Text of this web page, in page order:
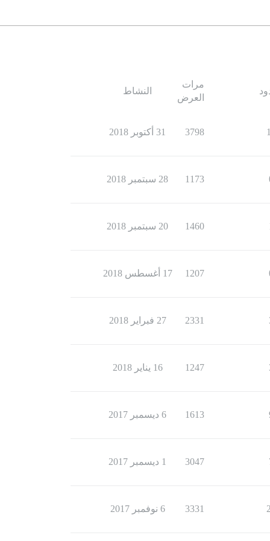
مرات
العرض
النشاط
3798 31 أكتوبر 2018
1173 28 سبتمبر 2018
1460 20 سبتمبر 2018
1207 17 أغسطس 2018
2331 27 فبراير 2018
1247 16 يناير 2018
1613 6 ديسمبر 2017
3047 1 ديسمبر 2017
3331 6 نوفمبر 2017